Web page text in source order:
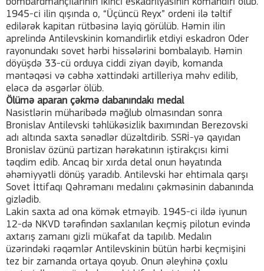
1945-ci ilin qışında o, “Üçüncü Reyx” ordeni ilə təltif
edilərək kapitan rütbəsinə layiq görülüb. Həmin ilin
aprelində Antilevskinin komandirlik etdiyi eskadron Oder
rayonundakı sovet hərbi hissələrini bombalayıb. Həmin
döyüşdə 33-cü orduya ciddi ziyan dəyib, komanda
məntəqəsi və cəbhə xəttindəki artilleriya məhv edilib,
eləcə də əsgərlər ölüb.
Ölümə aparan çəkmə dabanındakı medal
Nasistlərin müharibədə məğlub olmasından sonra
Bronislav Antilevski təhlükəsizlik baxımından Berezovski
adı altında saxta sənədlər düzəltdirib. SSRİ-yə qayıdan
Bronislav özünü partizan hərəkatının iştirakçısı kimi
təqdim edib. Ancaq bir xırda detal onun həyatında
əhəmiyyətli dönüş yaradıb. Antilevski hər ehtimala qarşı
Sovet İttifaqı Qəhrəmanı medalını çəkməsinin dabanında
gizlədib.
Lakin saxta ad ona kömək etməyib. 1945-ci ildə iyunun
12-də NKVD tərəfindən saxlanılan keçmiş pilotun evində
axtarış zamanı gizli mükafat da tapılıb. Medalın
üzərindəki rəqəmlər Antilevskinin bütün hərbi keçmişini
tez bir zamanda ortaya qoyub. Onun əleyhinə çoxlu